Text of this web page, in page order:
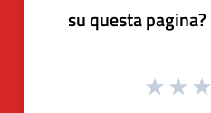
su questa pagina?